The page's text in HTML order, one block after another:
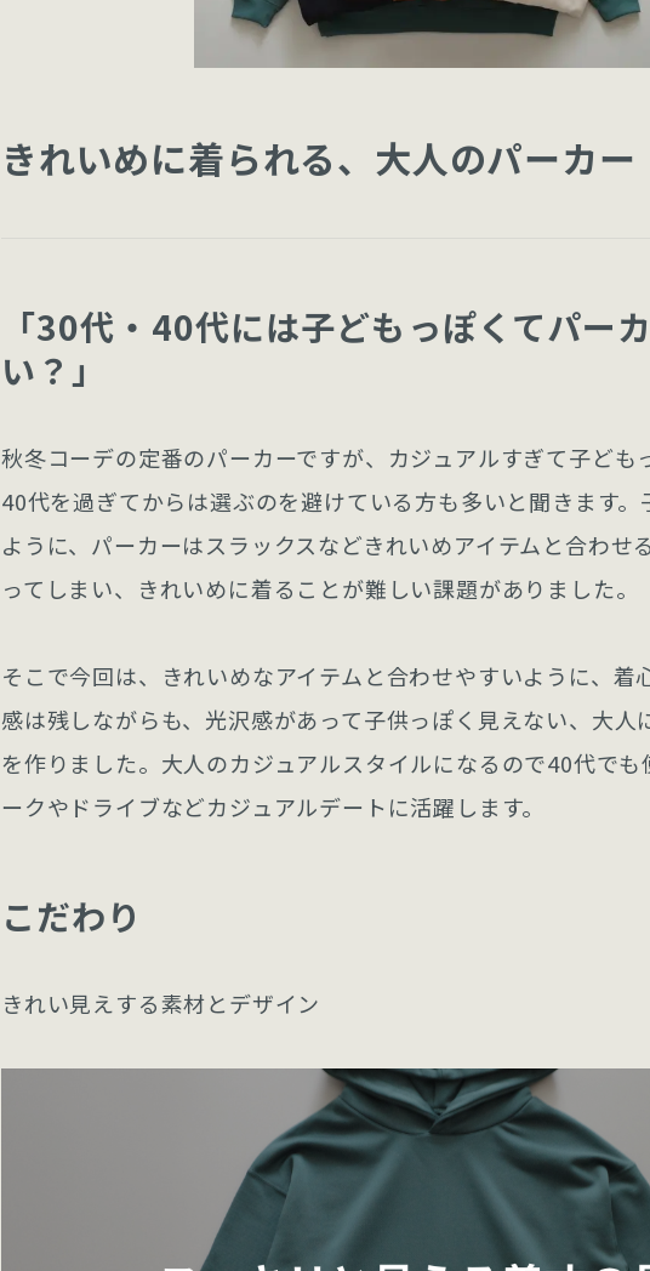
きれいめに着られる、大人のパーカー
「30代・40代には子どもっぽくてパー
い？」
秋冬コーデの定番のパーカーですが、カジュアルすぎて子ども
40代を過ぎてからは選ぶのを避けている方も多いと聞きます
ように、パーカーはスラックスなどきれいめアイテムと合わせ
ってしまい、きれいめに着ることが難しい課題がありました。
そこで今回は、きれいめなアイテムと合わせやすいように、着
感は残しながらも、光沢感があって子供っぽく見えない、大人
を作りました。大人のカジュアルスタイルになるので40代で
ークやドライブなどカジュアルデートに活躍します。
こだわり
きれい見えする素材とデザイン